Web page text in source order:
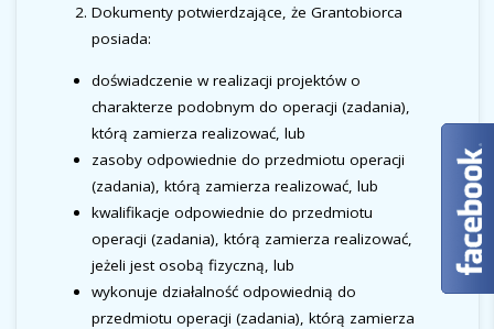
Dokumenty potwierdzające, że Grantobiorca
posiada:
doświadczenie w realizacji projektów o
charakterze podobnym do operacji (zadania),
którą zamierza realizować, lub
zasoby odpowiednie do przedmiotu operacji
(zadania), którą zamierza realizować, lub
kwalifikacje odpowiednie do przedmiotu
operacji (zadania), którą zamierza realizować,
jeżeli jest osobą fizyczną, lub
wykonuje działalność odpowiednią do
przedmiotu operacji (zadania), którą zamierza